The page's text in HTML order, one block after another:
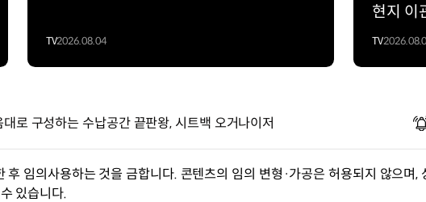
TV2026.08.04
현지 이
TV
로 구성하는 수납공간 끝판왕, 시트백 오거나이저
임의사용하는 것을 금합니다. 콘텐츠의 임의 변형·가공은 허용되지 않으며
있습니다.